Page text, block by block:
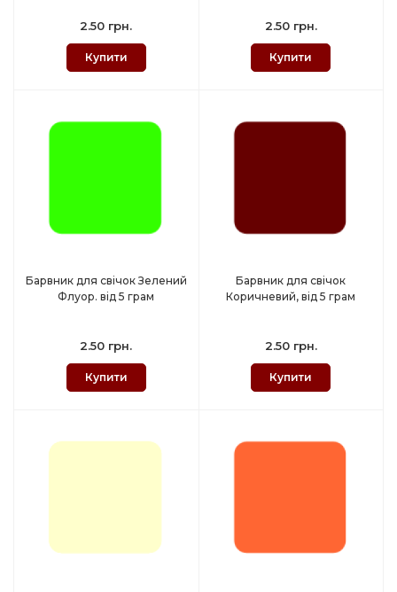
2.50 грн.
Купити
2.50 грн.
Купити
Барвник для свічок Зелений
Флуор. від 5 грам
2.50 грн.
Купити
Барвник для свічок
Коричневий, від 5 грам
2.50 грн.
Купити